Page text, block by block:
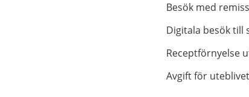
Besök med
Digitala besök
Receptförnyelse
Avgift för